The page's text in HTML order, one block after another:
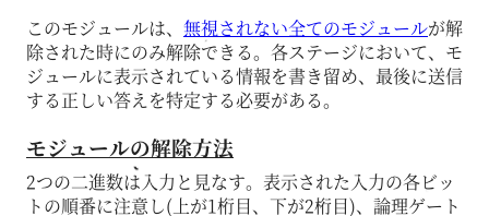
このモジュールは、 無視されない全てのモジュールが解
除された時にのみ解除できる。各ステージにおいて、モ
ジュールに表示されている情報を書き留め、最後に送信
する正しい答えを特定する必要がある。
モジュールの解除方法
2つの二進数は入力と見なす。表示された入力の各ビッ
トの順番に注意し(上が1桁目、下が2桁目)、論理ゲート